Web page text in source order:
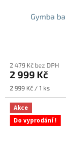
Gymba
produktu
je
5,0
5
hvězdiček.
2 479 Kč bez DPH
2 999 Kč
Měrná
cena:
2 999 Kč / 1 ks
Akce
Do vyprodání !